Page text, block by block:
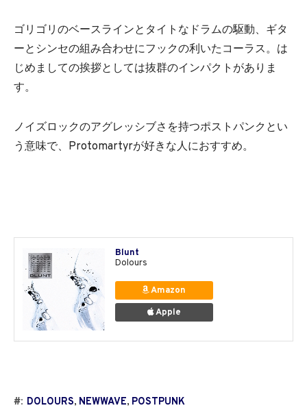
ゴリゴリのベースラインとタイトなドラムの駆動、ギタ
ーとシンセの組み合わせにフックの利いたコーラス。は
じめましての挨拶としては抜群のインパクトがありま
す。
ノイズロックのアグレッシブさを持つポストパンクとい
う意味で、Protomartyrが好きな人におすすめ。
Blunt
Dolours
Amazon
Apple
#: DOLOURS, NEWWAVE, POSTPUNK